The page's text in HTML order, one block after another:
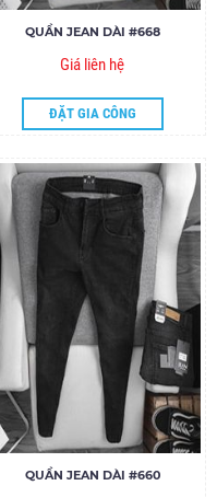
QUẦN JEAN DÀI #668
Giá liên hệ
ĐẶT GIA CÔNG
QUẦN JEAN DÀI #660